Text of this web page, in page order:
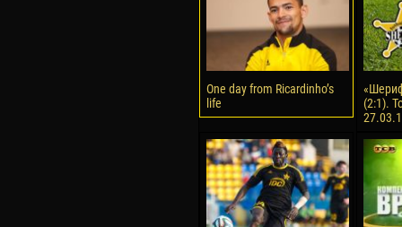
One day from Ricardinho’s
life
(2:1).